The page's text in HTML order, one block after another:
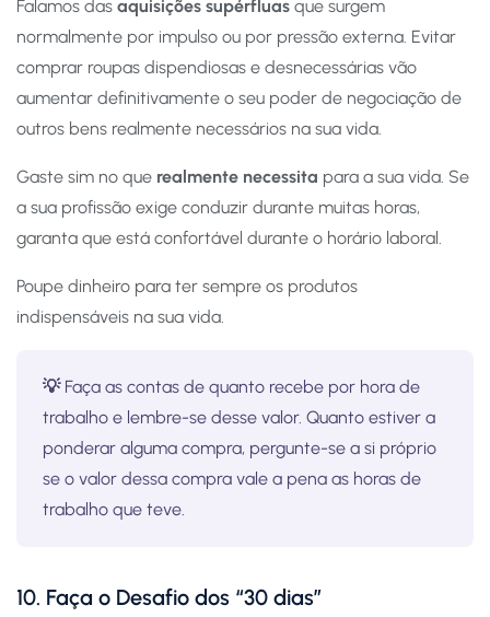
Falamos das aquisições supérfluas que surgem
normalmente por impulso ou por pressão externa. Evitar
comprar roupas dispendiosas e desnecessárias vão
aumentar definitivamente o seu poder de negociação de
outros bens realmente necessários na sua vida.
Gaste sim no que realmente necessita para a sua vida. Se
a sua profissão exige conduzir durante muitas horas,
garanta que está confortável durante o horário laboral.
Poupe dinheiro para ter sempre os produtos
indispensáveis na sua vida.
💡Faça as contas de quanto recebe por hora de
trabalho e lembre-se desse valor. Quanto estiver a
ponderar alguma compra, pergunte-se a si próprio
se o valor dessa compra vale a pena as horas de
trabalho que teve.
10. Faça o Desafio dos “30 dias”